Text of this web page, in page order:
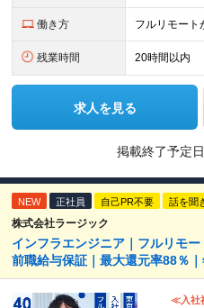
働き方 フルリモート
残業時間 20時間以内
求人を見る
掲載終了予定
NEW 正社員 自己PR不要 話を聞
株式会社ラージック
インフラエンジニア｜フルリモ
前職給与保証｜最大還元率88％
≪入社